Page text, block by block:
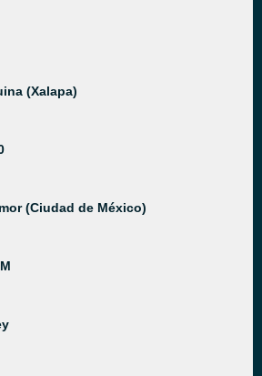
(Xalapa)
(Ciudad de México)